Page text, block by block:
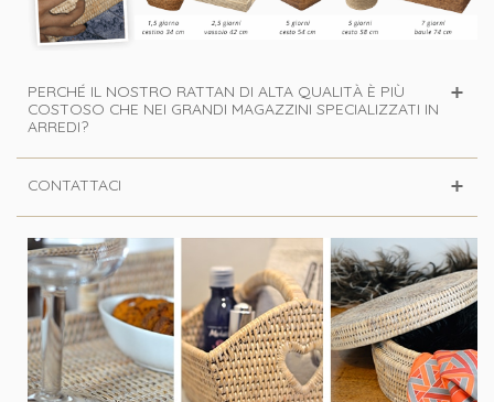
PERCHÉ IL NOSTRO RATTAN DI ALTA QUALITÀ È PIÙ
COSTOSO CHE NEI GRANDI MAGAZZINI SPECIALIZZATI IN
ARREDI?
CONTATTACI